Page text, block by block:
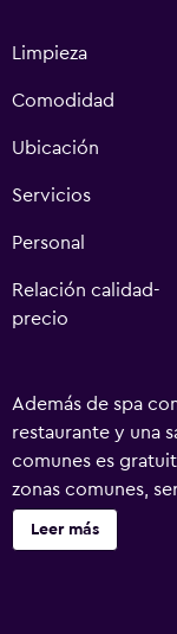
Limpieza
Comodidad
Ubicación
Servicios
Personal
Relación calidad-
precio
Además de spa
restaurante y una
comunes es
zonas comunes,
zona común.
alojamientos con
Leer más